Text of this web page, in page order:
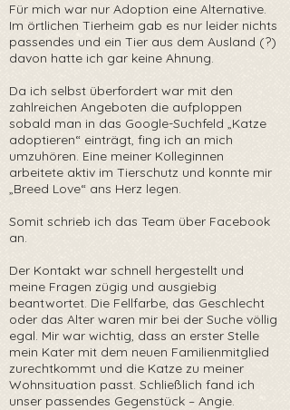
Für mich war nur Adoption eine Alternative.
Im örtlichen Tierheim gab es nur leider nichts
passendes und ein Tier aus dem Ausland (?)
davon hatte ich gar keine Ahnung.
Da ich selbst überfordert war mit den
zahlreichen Angeboten die aufploppen
sobald man in das Google-Suchfeld „Katze
adoptieren“ einträgt, fing ich an mich
umzuhören. Eine meiner Kolleginnen
arbeitete aktiv im Tierschutz und konnte mir
„Breed Love“ ans Herz legen.
Somit schrieb ich das Team über Facebook
an.
Der Kontakt war schnell hergestellt und
meine Fragen zügig und ausgiebig
beantwortet. Die Fellfarbe, das Geschlecht
oder das Alter waren mir bei der Suche völlig
egal. Mir war wichtig, dass an erster Stelle
mein Kater mit dem neuen Familienmitglied
zurechtkommt und die Katze zu meiner
Wohnsituation passt. Schließlich fand ich
unser passendes Gegenstück – Angie.